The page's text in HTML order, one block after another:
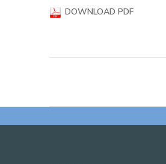
DOWNLOAD PDF